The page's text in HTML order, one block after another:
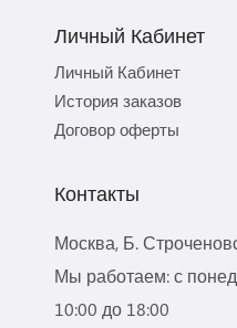
Личный Кабинет
Личный Кабинет
История заказов
Договор оферты
Контакты
Москва, Б.
Мы работаем: с
10:00 до 18:00